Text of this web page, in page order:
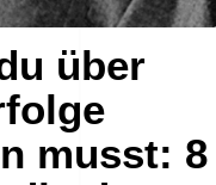
über
musst: 8